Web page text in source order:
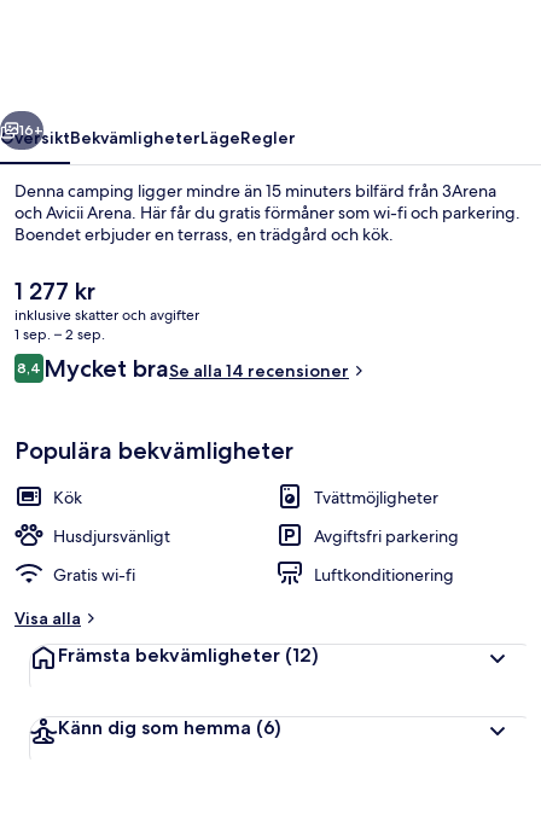
Nästa
16+
ÖversiktBekvämligheterLägeRegler
Denna camping ligger mindre än 15 minuters bilfärd från 3Arena
och Avicii Arena. Här får du gratis förmåner som wi-fi och parkering.
Boendet erbjuder en terrass, en trädgård och kök.
Det
nuvarande
priset
är
1 277 kr
1 277 kr
inklusive skatter och avgifter
1 sep. – 2 sep.
Recensioner
8,48,4 av 10,
Mycket braSe alla 14 recensioner
Populära bekvämligheter
Kök
Tvättmöjligheter
Husdjursvänligt
Avgiftsfri parkering
Gratis wi-fi
Luftkonditionering
Visa alla
Främsta bekvämligheter (12)
Känn dig som hemma (6)